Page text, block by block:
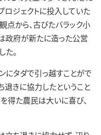
ロジェクトに投入していた
点から、古びたバラック小
政府が新たに造った公営
。
にタダで引っ越すことがで
退きに協力したということ
得た農民は大いに喜び、